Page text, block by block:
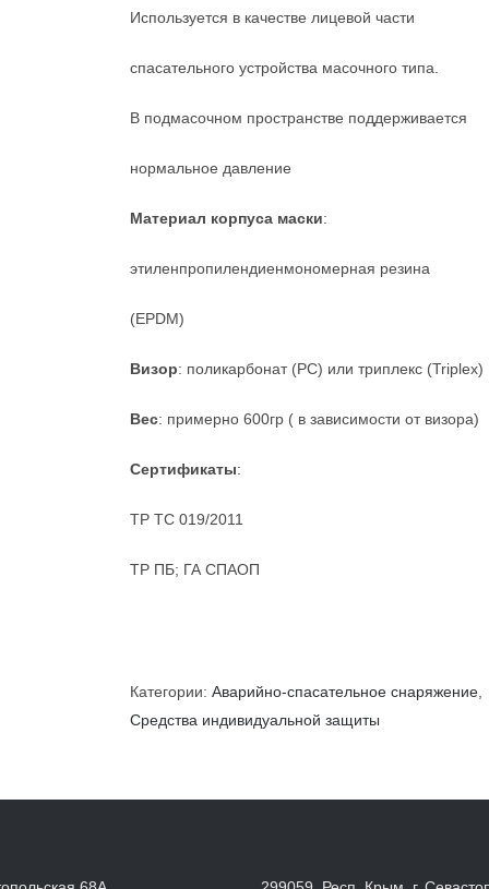
Используется в качестве лицевой части
спасательного устройства масочного типа.
В подмасочном пространстве поддерживается
нормальное давление
Материал корпуса маски:
этиленпропилендиенмономерная резина
(EPDM)
Визор: поликарбонат (PC) или триплекс (Triplex)
Вес: примерно 600гр ( в зависимости от визора)
Сертификаты:
ТР ТС 019/2011
ТР ПБ; ГА СПАОП
Категории: Аварийно-спасательное снаряжение
Средства индивидуальной защиты